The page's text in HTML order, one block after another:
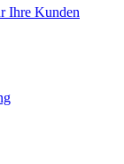
Ihre Kunden